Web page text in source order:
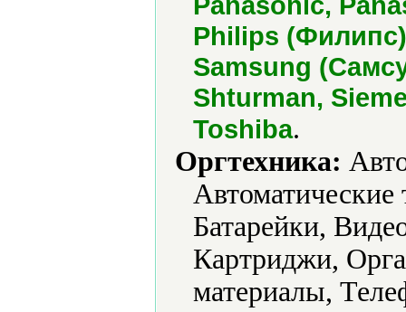
Philips
Samsung
Shturman,
Toshiba.
Оргтехника:
Батарейки,
Картриджи,
материалы,